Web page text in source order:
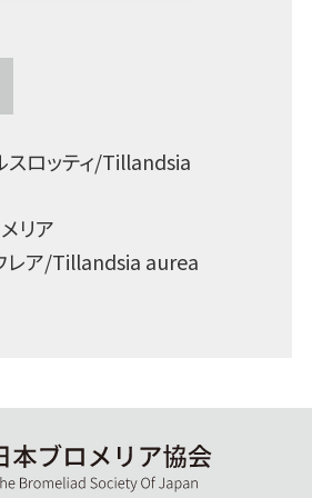
スロッティ/Tillandsia
リア
レア/Tillandsia aurea